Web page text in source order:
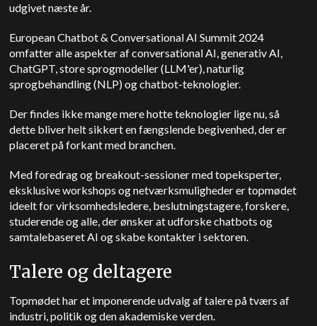
udgivet næste år.
European Chatbot & Conversational AI Summit 2024
omfatter alle aspekter af conversational AI, generativ AI,
ChatGPT, store sprogmodeller (LLM'er), naturlig
sprogbehandling (NLP) og chatbot-teknologier.
Der findes ikke mange mere hotte teknologier lige nu, så
dette bliver helt sikkert en fængslende begivenhed, der er
placeret på forkant med branchen.
Med foredrag og breakout-sessioner med topeksperter,
eksklusive workshops og netværksmuligheder er topmødet
ideelt for virksomhedsledere, beslutningstagere, forskere,
studerende og alle, der ønsker at udforske chatbots og
samtalebaseret AI og skabe kontakter i sektoren.
Talere og deltagere
Topmødet har et imponerende udvalg af talere på tværs af
industri, politik og den akademiske verden.